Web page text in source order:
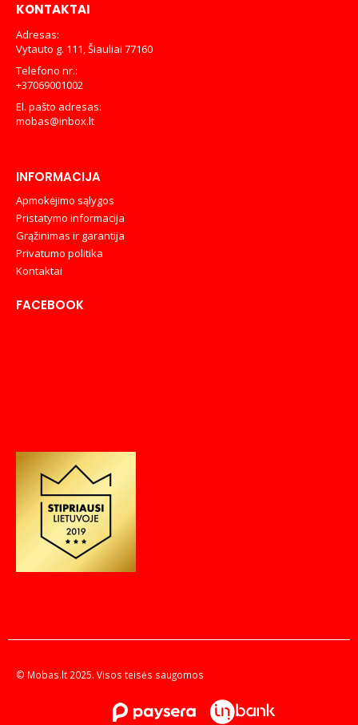
KONTAKTAI
Adresas:
Vytauto g. 111, Šiauliai 77160
Telefono nr.:
+37069001002
El. pašto adresas:
mobas@inbox.lt
INFORMACIJA
Apmokėjimo sąlygos
Pristatymo informacija
Grąžinimas ir garantija
Privatumo politika
Kontaktai
FACEBOOK
© Mobas.lt 2025. Visos teisės saugomos